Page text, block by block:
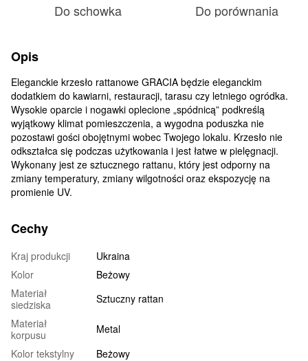
Do schowka Do porównania
Opis
Eleganckie krzesło rattanowe GRACIA będzie eleganckim
dodatkiem do kawiarni, restauracji, tarasu czy letniego ogródka.
Wysokie oparcie i nogawki oplecione „spódnicą” podkreślą
wyjątkowy klimat pomieszczenia, a wygodna poduszka nie
pozostawi gości obojętnymi wobec Twojego lokalu. Krzesło nie
odkształca się podczas użytkowania i jest łatwe w pielęgnacji.
Wykonany jest ze sztucznego rattanu, który jest odporny na
zmiany temperatury, zmiany wilgotności oraz ekspozycję na
promienie UV.
Cechy
Kraj produkcji
Ukraina
Kolor
Beżowy
Materiał
siedziska
Sztuczny rattan
Materiał
korpusu
Metal
Kolor tekstylny
Beżowy